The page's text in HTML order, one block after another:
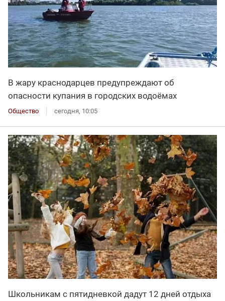
В жару краснодарцев предупреждают об
опасности купания в городских водоёмах
Общество сегодня, 10:05
Школьникам с пятидневкой дадут 12 дней отдыха